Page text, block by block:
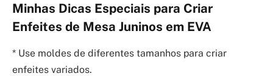
Minhas Dicas Especiais para Criar
Enfeites de Mesa Juninos em EVA
* Use moldes de diferentes tamanhos para criar
enfeites variados.